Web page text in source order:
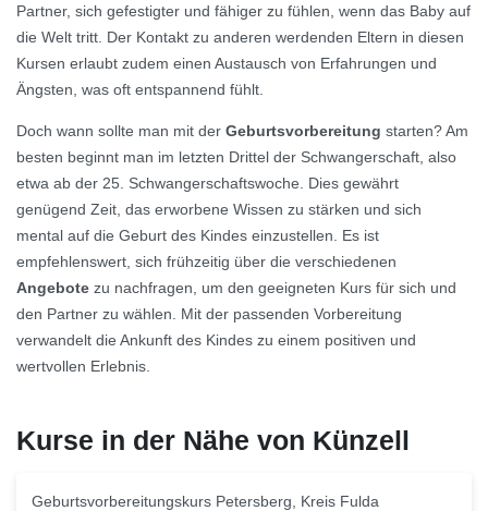
Partner, sich gefestigter und fähiger zu fühlen, wenn das Baby auf
die Welt tritt. Der Kontakt zu anderen werdenden Eltern in diesen
Kursen erlaubt zudem einen Austausch von Erfahrungen und
Ängsten, was oft entspannend fühlt.
Doch wann sollte man mit der Geburtsvorbereitung starten? Am
besten beginnt man im letzten Drittel der Schwangerschaft, also
etwa ab der 25. Schwangerschaftswoche. Dies gewährt
genügend Zeit, das erworbene Wissen zu stärken und sich
mental auf die Geburt des Kindes einzustellen. Es ist
empfehlenswert, sich frühzeitig über die verschiedenen
Angebote zu nachfragen, um den geeigneten Kurs für sich und
den Partner zu wählen. Mit der passenden Vorbereitung
verwandelt die Ankunft des Kindes zu einem positiven und
wertvollen Erlebnis.
Kurse in der Nähe von Künzell
Geburtsvorbereitungskurs Petersberg, Kreis Fulda